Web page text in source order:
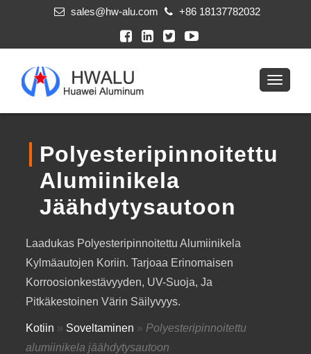
sales@hw-alu.com +86 18137782032
Polyesteripinnoitettu
Alumiinikela
Jäähdytysautoon
Laadukas Polyesteripinnoitettu Alumiinikela
Kylmäautojen Koriin. Tarjoaa Erinomaisen
Korroosionkestävyyden, UV-Suoja, Ja
Pitkäkestoinen Värin Säilyvyys.
Kotiin » Soveltaminen » Polyesteripinnoitettu
alumiinikela jäähdytysautoon